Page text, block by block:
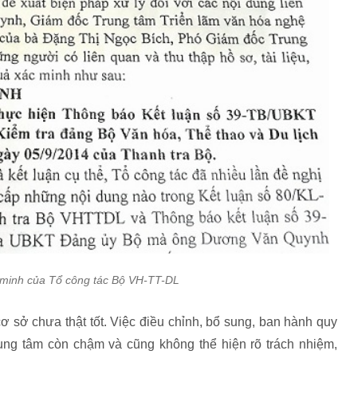
của Tổ công tác Bộ VH-TT-DL
sở chưa thật tốt. Việc điều chỉnh, bổ sung, ban hành quy
tâm còn chậm và cũng không thể hiện rõ trách nhiệm,